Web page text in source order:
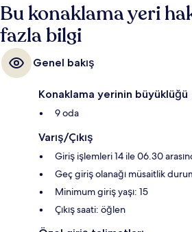
Bu konaklama yeri
fazla bilgi
Genel bakış
Konaklama yerinin büyüklüğü
9 oda
Varış/Çıkış
Giriş işlemleri 14 ile 06.30
Geç giriş olanağı müsaitlik
Minimum giriş yaşı: 15
Çıkış saati: öğlen